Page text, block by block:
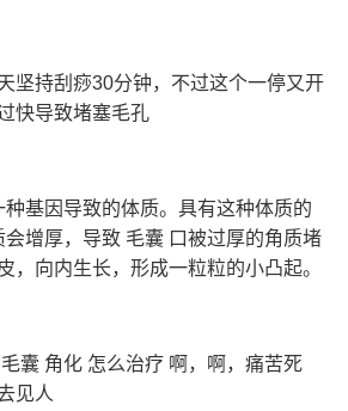
坚持刮痧30分钟，不过这个一停又开
快导致堵塞毛孔
种基因导致的体质。具有这种体质的
会增厚，导致 毛囊 口被过厚的角质堵
，向内生长，形成一粒粒的小凸起。
囊 角化 怎么治疗 啊，啊，痛苦死
见人